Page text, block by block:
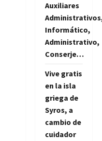
Auxiliares
Informático,
Administrativo,
Conserje…
Vive gratis
en la isla
griega de
Syros, a
cambio de
cuidador